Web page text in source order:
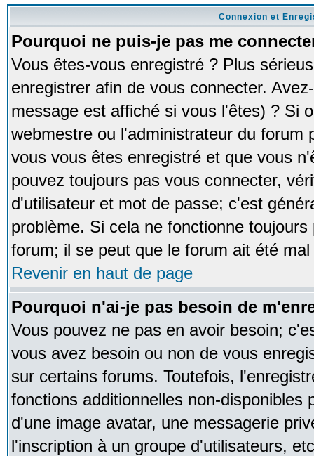
Connexion et
Pourquoi ne puis-je pas me
Vous êtes-vous enregistré ? Plus
enregistrer afin de vous connecter.
message est affiché si vous l'êtes) ? Si
webmestre ou l'administrateur du forum
vous vous êtes enregistré et que vous
pouvez toujours pas vous connecter,
d'utilisateur et mot de passe; c'est
problème. Si cela ne fonctionne
forum; il se peut que le forum ait été
Revenir en haut de page
Pourquoi n'ai-je pas besoin de
Vous pouvez ne pas en avoir besoin;
vous avez besoin ou non de vous
sur certains forums. Toutefois,
fonctions additionnelles non-disponibles
d'une image avatar, une messagerie
l'inscription à un groupe d'utilisateurs,